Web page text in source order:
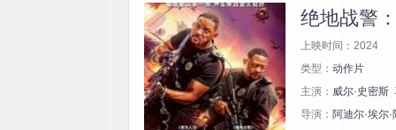
绝地战警
上映时间：2024
类型： 动作片
主演： 威尔·史密斯
导演： 阿迪尔·埃尔·